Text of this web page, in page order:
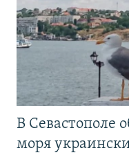
В Севастополе
моря